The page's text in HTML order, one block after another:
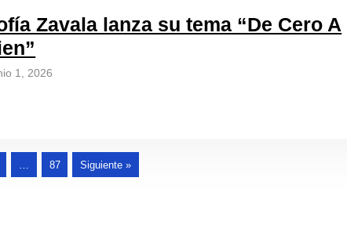
Zavala lanza su tema “De Cero A
1, 2026
87 Siguiente »